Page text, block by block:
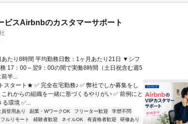
スAirbnbのカスタマーサポート
たり8時間 平均勤務日数：1ヶ月あたり21日 ▼シフ
17：00～翌9：00の間で実働8時間（土日祝含む週5
半...
タート★ ✅ 完全在宅勤務♪ ✅ 弊社でしか募集をし
れからの組織を一緒に形づくるやりがい ✅ 前例にと
環境 ✅...
員登用あり 副業・WワークOK フリーター歓迎
学歴不問
フルリモート 経験者歓迎 ネイルOK 有資格者歓迎
研修あり